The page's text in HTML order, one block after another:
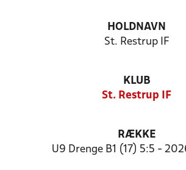
HOLDNAVN
St. Restrup IF
KLUB
St. Restrup IF
RÆKKE
U9 Drenge B1 (17) 5:5 -